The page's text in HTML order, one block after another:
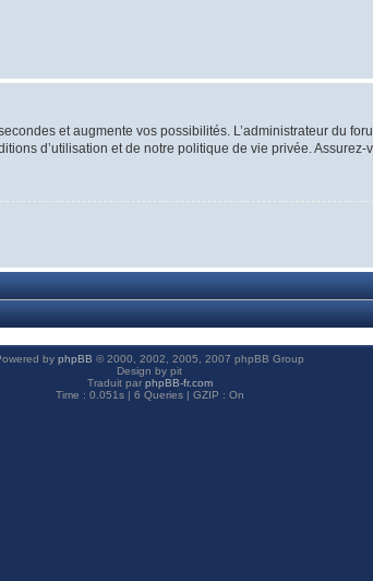
et augmente vos possibilités. L’administrateur du
d’utilisation et de notre politique de vie privée.
by phpBB © 2000, 2002, 2005, 2007 phpBB Group
Design by pit
Traduit par phpBB-fr.com
Time : 0.051s | 6 Queries | GZIP : On